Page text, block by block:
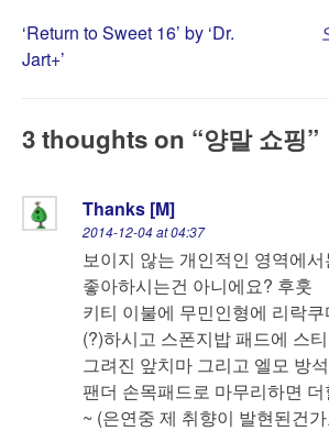
Post
navigation
‘Return to Sweet 16’ by ‘Dr.
Jart+’
3 thoughts on “양말 쇼핑”
Thanks [M]
2014-12-04 at 04:37
보이지 않는 개인적인 영역에
좋아하시는건 아니에요? 후훗
키티 이불에 무민인형에 리락
(?)하시고 스폰지밥 패드에 스
그려진 앞치마 그리고 엘모 방
팬더 손목패드로 마무리하면
~ (은연중 제 취향이 발현된건